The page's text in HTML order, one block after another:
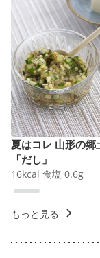
夏はコレ 山形の郷
「だし」
16kcal 食塩 0.6g
もっと見る